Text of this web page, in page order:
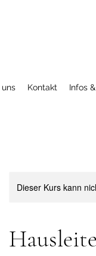
Kontakt Infos
Dieser Kurs kann